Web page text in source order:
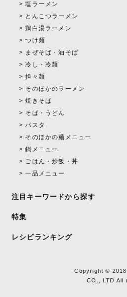
塩ラーメン
とんこつラーメン
鶏白湯ラーメン
つけ麺
まぜそば・油そば
冷し・冷麺
担々麺
そのほかのラーメン
焼きそば
そば・うどん
パスタ
そのほかの麺メニュー
鍋メニュー
ごはん・炒飯・丼
一品メニュー
注目キーワードから探す
特集
レシピランキング
Copyright © 2018
CO., LTD All